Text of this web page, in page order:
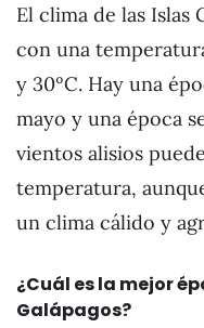
El clima de las Islas
con una
y 30ºC. Hay una
mayo y una época
vientos alisios
temperatura,
un clima cálido y
¿Cuál es la mejor
Galápagos?